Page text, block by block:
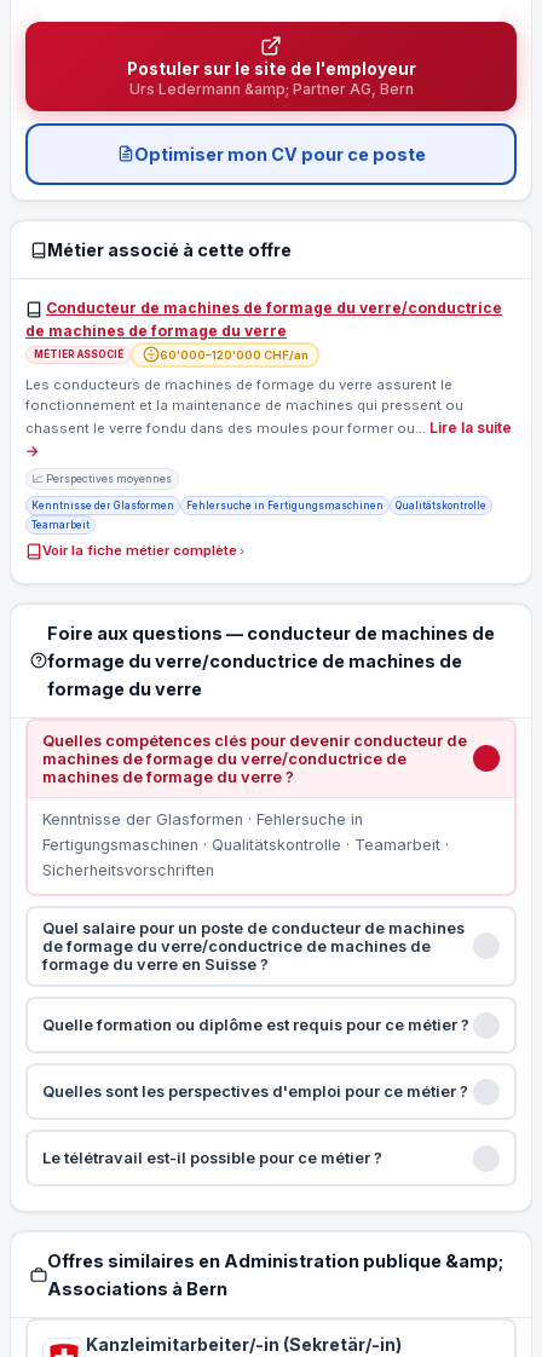
Postuler sur le site de l'employeur
Urs Ledermann &amp; Partner AG, Bern
Optimiser mon CV pour ce poste
Métier associé à cette offre
Conducteur de machines de formage du verre/conductrice
de machines de formage du verre
MÉTIER ASSOCIÉ 60'000–120'000 CHF/an
Les conducteurs de machines de formage du verre assurent le
fonctionnement et la maintenance de machines qui pressent ou
chassent le verre fondu dans des moules pour former ou… Lire la suite
→
📈 Perspectives moyennes
Kenntnisse der Glasformen Fehlersuche in Fertigungsmaschinen
Qualitätskontrolle
Teamarbeit
Voir la fiche métier complète
Foire aux questions — conducteur de machines de
formage du verre/conductrice de machines de
formage du verre
Quelles compétences clés pour devenir conducteur de
machines de formage du verre/conductrice de
machines de formage du verre ?
Kenntnisse der Glasformen · Fehlersuche in
Fertigungsmaschinen · Qualitätskontrolle · Teamarbeit ·
Sicherheitsvorschriften
Quel salaire pour un poste de conducteur de machines
de formage du verre/conductrice de machines de
formage du verre en Suisse ?
Quelle formation ou diplôme est requis pour ce métier ?
Quelles sont les perspectives d'emploi pour ce métier ?
Le télétravail est-il possible pour ce métier ?
Offres similaires en Administration publique &amp;
Associations à Bern
Kanzleimitarbeiter/-in (Sekretär/-in)